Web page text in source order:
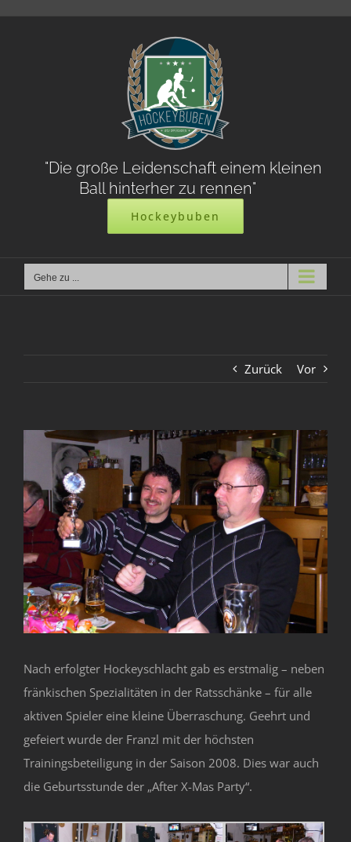
"Die große Leidenschaft einem kleinen
Ball hinterher zu rennen"
Hockeybuben
Gehe zu ...
Zurück Vor
Zeige
grösseres
Bild
Nach erfolgter Hockeyschlacht gab es erstmalig – neben
fränkischen Spezialitäten in der Ratsschänke – für alle
aktiven Spieler eine kleine Überraschung. Geehrt und
gefeiert wurde der Franzl mit der höchsten
Trainingsbeteiligung in der Saison 2008. Dies war auch
die Geburtsstunde der „After X-Mas Party“.